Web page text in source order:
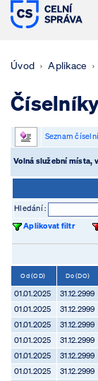
Úvod Aplikace
Seznam
Volná služební místa,
Hledání :
Aplikovat filtr
Od (OD) Do (DO)
01.01.2025 31.12.2999
01.01.2025
31.12.2999
01.01.2025
31.12.2999
01.01.2025
31.12.2999
01.01.2025
31.12.2999
01.01.2025
31.12.2999